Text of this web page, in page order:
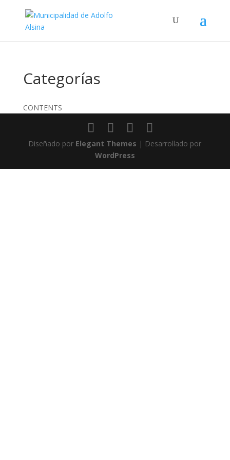
Categorías
CONTENTS
Diseñado por Elegant Themes | Desarrollado por
WordPress